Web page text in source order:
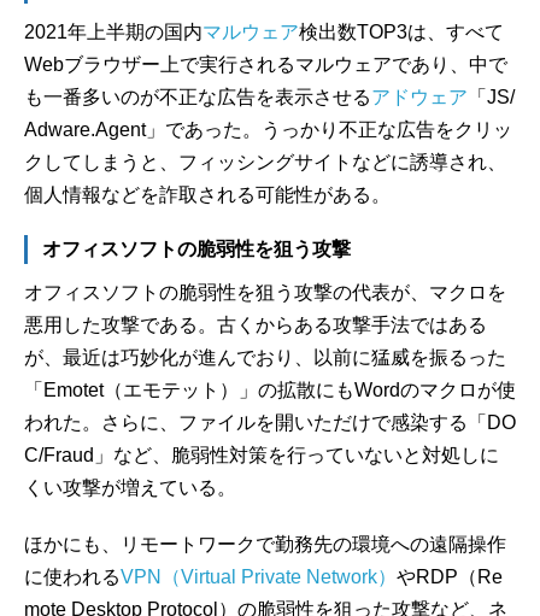
2021年上半期の国内マルウェア検出数TOP3は、すべて
Webブラウザー上で実行されるマルウェアであり、中で
も一番多いのが不正な広告を表示させるアドウェア 「JS/
Adware.Agent」であった。うっかり不正な広告をクリッ
クしてしまうと、フィッシングサイトなどに誘導され、
個人情報などを詐取される可能性がある。
オフィスソフトの脆弱性を狙う攻撃
オフィスソフトの脆弱性を狙う攻撃の代表が、マクロを
悪用した攻撃である。古くからある攻撃手法ではある
が、最近は巧妙化が進んでおり、以前に猛威を振るった
「Emotet（エモテット）」の拡散にもWordのマクロが使
われた。さらに、ファイルを開いただけで感染する「DO
C/Fraud」など、脆弱性対策を行っていないと対処しに
くい攻撃が増えている。
ほかにも、リモートワークで勤務先の環境への遠隔操作
に使われるVPN（Virtual Private Network） やRDP（Re
mote Desktop Protocol）の脆弱性を狙った攻撃など、ネ